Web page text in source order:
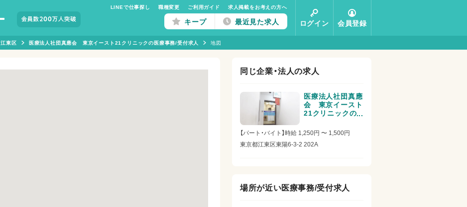
LINEで仕事探し 職種変更 ご利用ガイド 求人掲載をお考えの方へ
キープ 最近見た求人 ログイン 会員登録
江東区 医療法人社団真應会 東京イースト21クリニックの医療事務/受付求人 地図
同じ企業・法人の求人
医療法人社団真應
会 東京イースト
21クリニックの
医療事務/受付求
人
【パート・バイト】時給 1,250円 〜 1,500円
東京都江東区東陽6-3-2 202A
場所が近い医療事務/受付求人